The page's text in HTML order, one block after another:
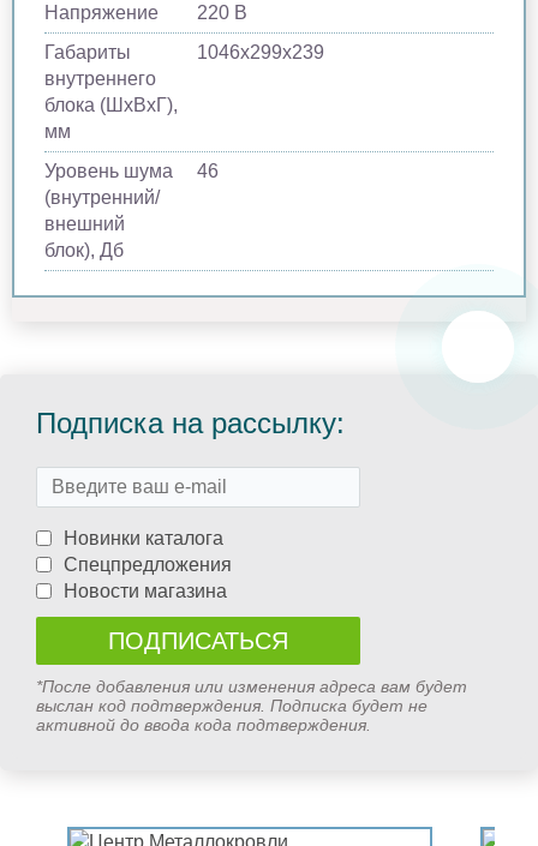
Напряжение
220 В
Габариты
внутреннего
блока (ШхВхГ),
мм
1046х299х239
Уровень шума
(внутренний/
внешний
блок), Дб
46
Подписка на рассылку:
Новинки каталога
Спецпредложения
Новости магазина
*После добавления или изменения адреса вам будет
выслан код подтверждения. Подписка будет не
активной до ввода кода подтверждения.